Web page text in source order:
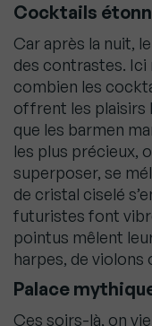
Cocktails
Car après la nuit,
des contrastes. Ici
combien les
offrent les plaisirs
que les barmen
les plus précieux,
superposer, se
de cristal ciselé
futuristes font
pointus mêlent
harpes, de violons
Palace
Ces soirs-là, on